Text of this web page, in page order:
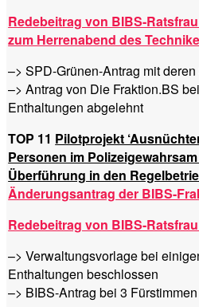
Redebeitrag von BIBS-
zum Herrenabend des
–> SPD-Grünen-Antrag mit
–> Antrag von Die Fraktion.BS
Enthaltungen abgelehnt
TOP 11 Pilotprojekt
Personen im
Überführung in den
Änderungsantrag der BIBS-
Redebeitrag von BIBS-
–> Verwaltungsvorlage bei
Enthaltungen beschlossen
–> BIBS-Antrag bei 3